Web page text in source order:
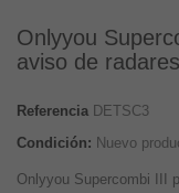
Onlyyou
aviso de radares
Referencia DETSC3
Condición: Nuevo
Onlyyou Supercombi III